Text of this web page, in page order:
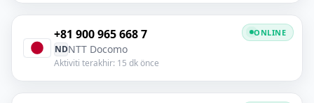
+81 900 965 668 7
NDNTT Docomo
Aktiviti terakhir: 15 dk önce
ONLINE